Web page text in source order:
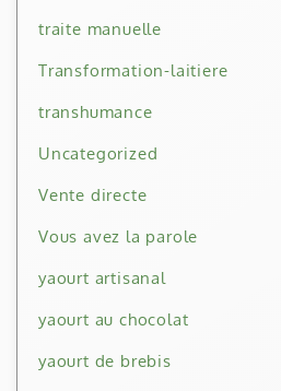
traite manuelle
Transformation-laitiere
transhumance
Uncategorized
Vente directe
Vous avez la parole
yaourt artisanal
yaourt au chocolat
yaourt de brebis